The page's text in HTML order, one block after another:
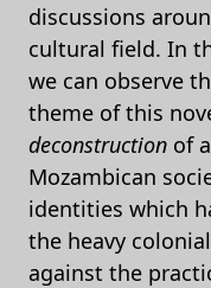
discussions
cultural field. In
we can observe
theme of this
deconstruction of
Mozambican
identities which
the heavy
against the